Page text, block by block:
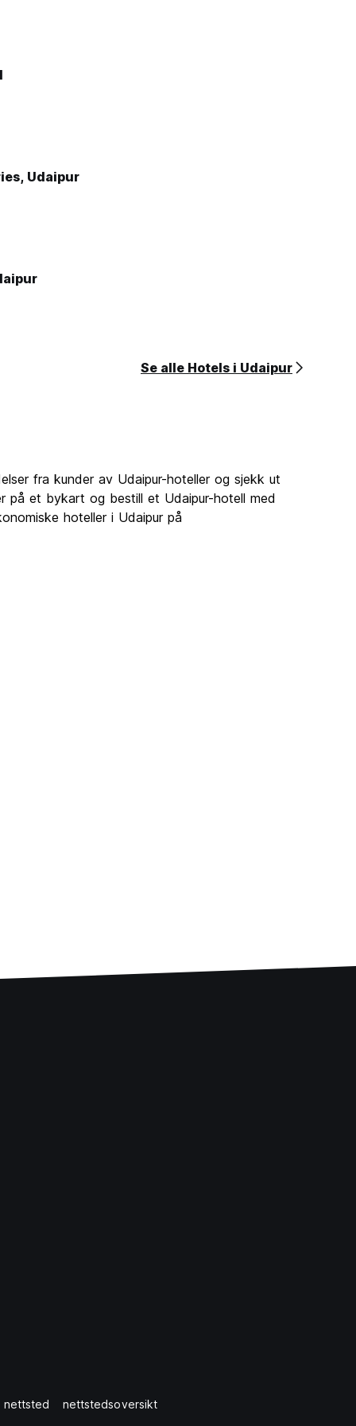
Udaipur
Se alle Hotels i Udaipur
fra kunder av Udaipur-hoteller og sjekk ut
på et bykart og bestill et Udaipur-hotell med
hoteller i Udaipur på
nettsted nettstedsoversikt